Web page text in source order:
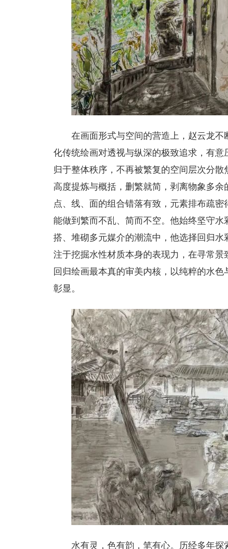
在画面形式与空间的营造上，赵云龙
化传统绘画对透视与纵深的极致追求，有
归于整体秩序，不再被繁复的空间层次分
高度提炼与概括，删繁就简，剥离物象多
点、线、面的组合错落有致，元素排布疏
能做到繁而不乱、简而不空。他始终坚守
搭、堆砌多元媒介的潮流中，他选择回归
注于挖掘水性材质本身的表现力，在寻常景
回归绘画最本真的审美内核，以纯粹的水
彰显。
水有灵，色有韵，笔有心。历经多年探